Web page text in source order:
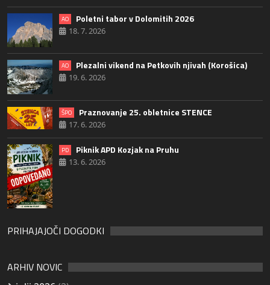
AO Poletni tabor v Dolomitih 2026
18. 7. 2026
AO Plezalni vikend na Petkovih njivah (Korošica)
19. 6. 2026
ŠPO Praznovanje 25. obletnice STENCE
17. 6. 2026
PD Piknik APD Kozjak na Pruhu
13. 6. 2026
PRIHAJAJOČI DOGODKI
ARHIV NOVIC